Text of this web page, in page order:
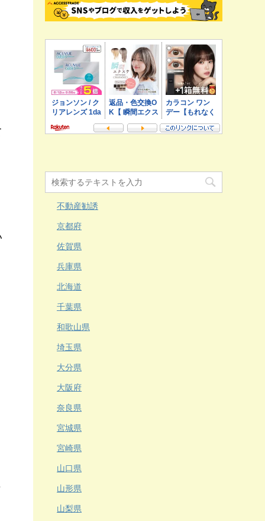
不動産勧誘
京都府
佐賀県
兵庫県
北海道
千葉県
和歌山県
埼玉県
大分県
大阪府
奈良県
宮城県
宮崎県
山口県
山形県
山梨県